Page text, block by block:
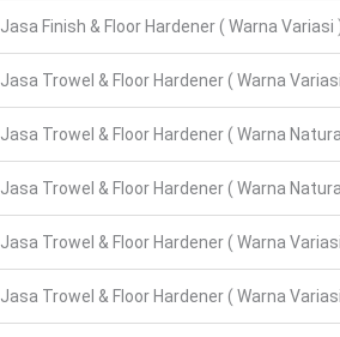
Jasa Finish & Floor Hardener ( Warna Variasi
Jasa Trowel & Floor Hardener ( Warna
Jasa Trowel & Floor Hardener ( Warna
Jasa Trowel & Floor Hardener ( Warna
Jasa Trowel & Floor Hardener ( Warna
Jasa Trowel & Floor Hardener ( Warna